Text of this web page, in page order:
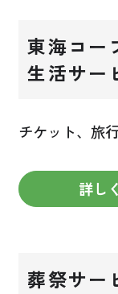
東海コー
生活サー
チケット、旅
詳し
葬祭サー